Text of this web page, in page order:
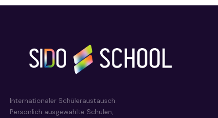
Internationaler Schüleraustausch.
Persönlich ausgewählte Schulen,